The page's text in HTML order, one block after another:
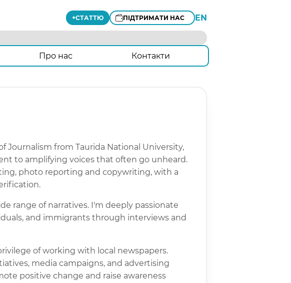
+СТАТТЮ ПІДТРИМАТИ НАС EN
Про нас Контакти
Journalism from Taurida National University,
to amplifying voices that often go unheard.
photo reporting and copywriting, with a
range of narratives. I'm deeply passionate
and immigrants through interviews and
of working with local newspapers.
media campaigns, and advertising
positive change and raise awareness